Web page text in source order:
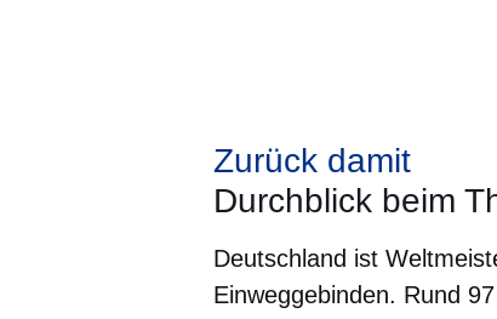
Zurück damit
Durchblick beim
Deutschland ist
Einweggebinden. Rund